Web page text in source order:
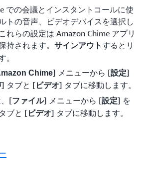
での会議とインスタントコールに使
トの音声、ビデオデバイスを選択し
れらの設定は Amazon Chime アプリ
持されます。 サインアウトするとリ
。
Chime] メニューから [設定]
] タブと [ビデオ] タブに移動します。
[ファイル] メニューから [設定] を
ブと [ビデオ] タブに移動します。